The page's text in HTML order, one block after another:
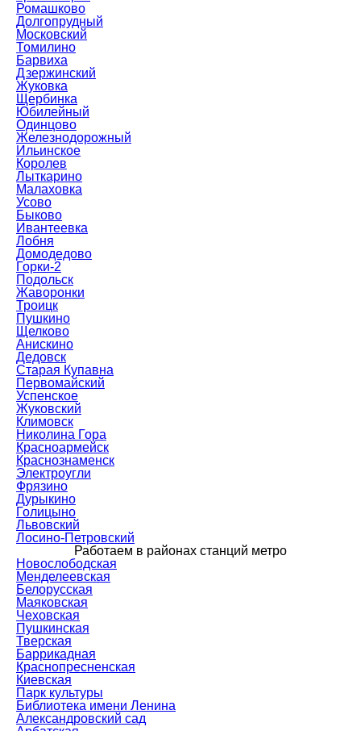
Ромашково
Долгопрудный
Московский
Томилино
Барвиха
Дзержинский
Жуковка
Щербинка
Юбилейный
Одинцово
Железнодорожный
Ильинское
Королев
Лыткарино
Малаховка
Усово
Быково
Ивантеевка
Лобня
Домодедово
Горки-2
Подольск
Жаворонки
Троицк
Пушкино
Щелково
Анискино
Дедовск
Старая Купавна
Первомайский
Успенское
Жуковский
Климовск
Николина Гора
Красноармейск
Краснознаменск
Электроугли
Фрязино
Дурыкино
Голицыно
Львовский
Лосино-Петровский
Работаем в районах станций метро
Новослободская
Менделеевская
Белорусская
Маяковская
Чеховская
Пушкинская
Тверская
Баррикадная
Краснопресненская
Киевская
Парк культуры
Библиотека имени Ленина
Александровский сад